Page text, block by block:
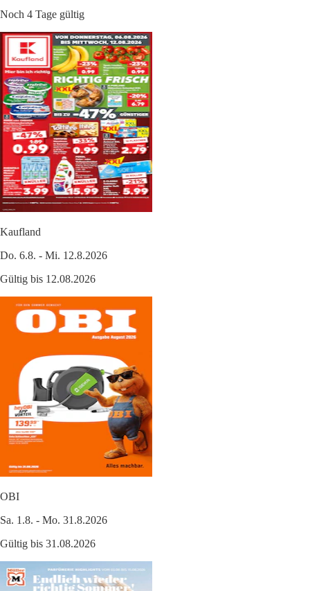
Noch 4 Tage gültig
Kaufland
Do. 6.8. - Mi. 12.8.2026
Gültig bis 12.08.2026
OBI
Sa. 1.8. - Mo. 31.8.2026
Gültig bis 31.08.2026